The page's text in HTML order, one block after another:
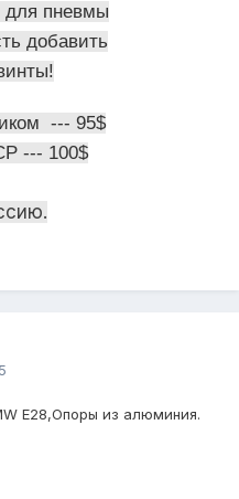
для пневмы
добавить
--- 95$
--- 100$
E28,Опоры из алюминия.